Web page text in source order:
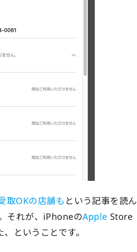
取OKの店舗も という記事を読ん
それが、iPhoneのApple Store
ということです。